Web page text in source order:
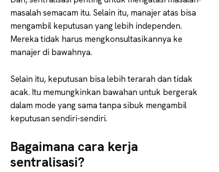
masalah semacam itu. Selain itu, manajer atas bisa
mengambil keputusan yang lebih independen.
Mereka tidak harus mengkonsultasikannya ke
manajer di bawahnya.
Selain itu, keputusan bisa lebih terarah dan tidak
acak. Itu memungkinkan bawahan untuk bergerak
dalam mode yang sama tanpa sibuk mengambil
keputusan sendiri-sendiri.
Bagaimana cara kerja
sentralisasi?